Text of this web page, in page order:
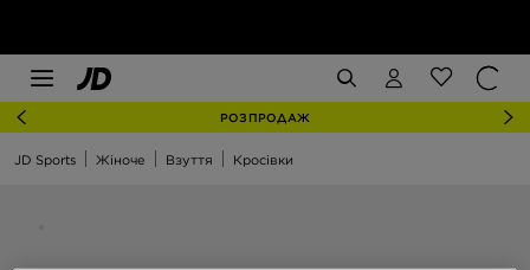
РОЗПРОДАЖ
JD Sports Жіноче Взуття Кросівки